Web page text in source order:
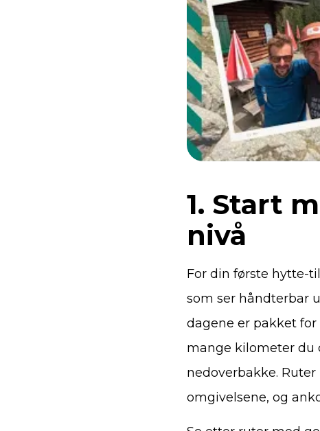
1. Start
nivå
For din første hytte-
som ser håndterbar
dagene er pakket
mange kilometer du
nedoverbakke.
omgivelsene, og